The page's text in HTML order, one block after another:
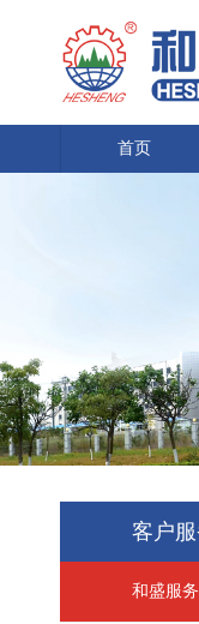
首页
客户
和盛服务